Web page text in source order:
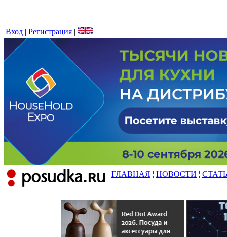
Вход | Регистрация |
ГЛАВНАЯ ¦ НОВОСТИ ¦